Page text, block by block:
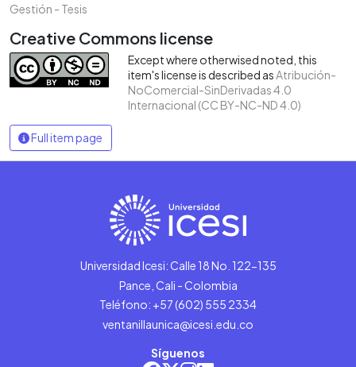
Gestión - Tesis
Creative Commons license
Except where otherwised noted, this
item's license is described asAtribución-
NoComercial-SinDerivadas 4.0
Internacional (CC BY-NC-ND 4.0)
Full item page
Universidad Icesi: Calle 18 No. 122-135
Pance, Cali - Colombia
Teléfono: +57 (602) 555 2334
ventanillaunica@icesi.edu.co
Síguenos